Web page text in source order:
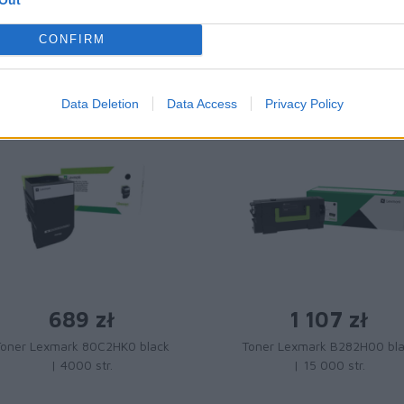
CONFIRM
Data Deletion Data Access Privacy Policy
POLECANE PRODUKTY:
689 zł
Lexmark 80C2HK0 black
| 4000 str.
1 107 zł
Toner Lexmark B282H00
| 15 000 str.